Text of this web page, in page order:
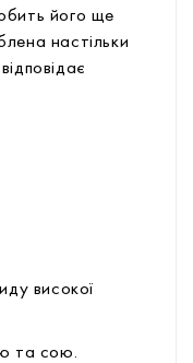
його ще
настільки
високої
та сою.